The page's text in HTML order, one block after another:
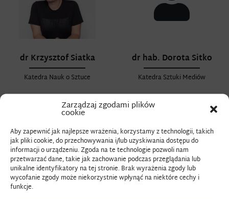
Zarządzaj zgodami plików
cookie
Aby zapewnić jak najlepsze wrażenia, korzystamy z technologii, takich
jak pliki cookie, do przechowywania i/lub uzyskiwania dostępu do
informacji o urządzeniu. Zgoda na te technologie pozwoli nam
przetwarzać dane, takie jak zachowanie podczas przeglądania lub
unikalne identyfikatory na tej stronie. Brak wyrażenia zgody lub
wycofanie zgody może niekorzystnie wpłynąć na niektóre cechy i
funkcje.
dr Krzysztof Siatka
Katedra Nauk o Sztuce
dr hab. Dorota Sitko
Katedra Sztuki Mediów